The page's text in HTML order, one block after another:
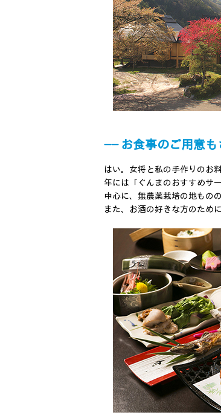
―― お食事のご用意
はい。女将と私の手作りのお
年には「ぐんまのおすすめサ
中心に、無農薬栽培の地もの
また、お酒の好きな方のため